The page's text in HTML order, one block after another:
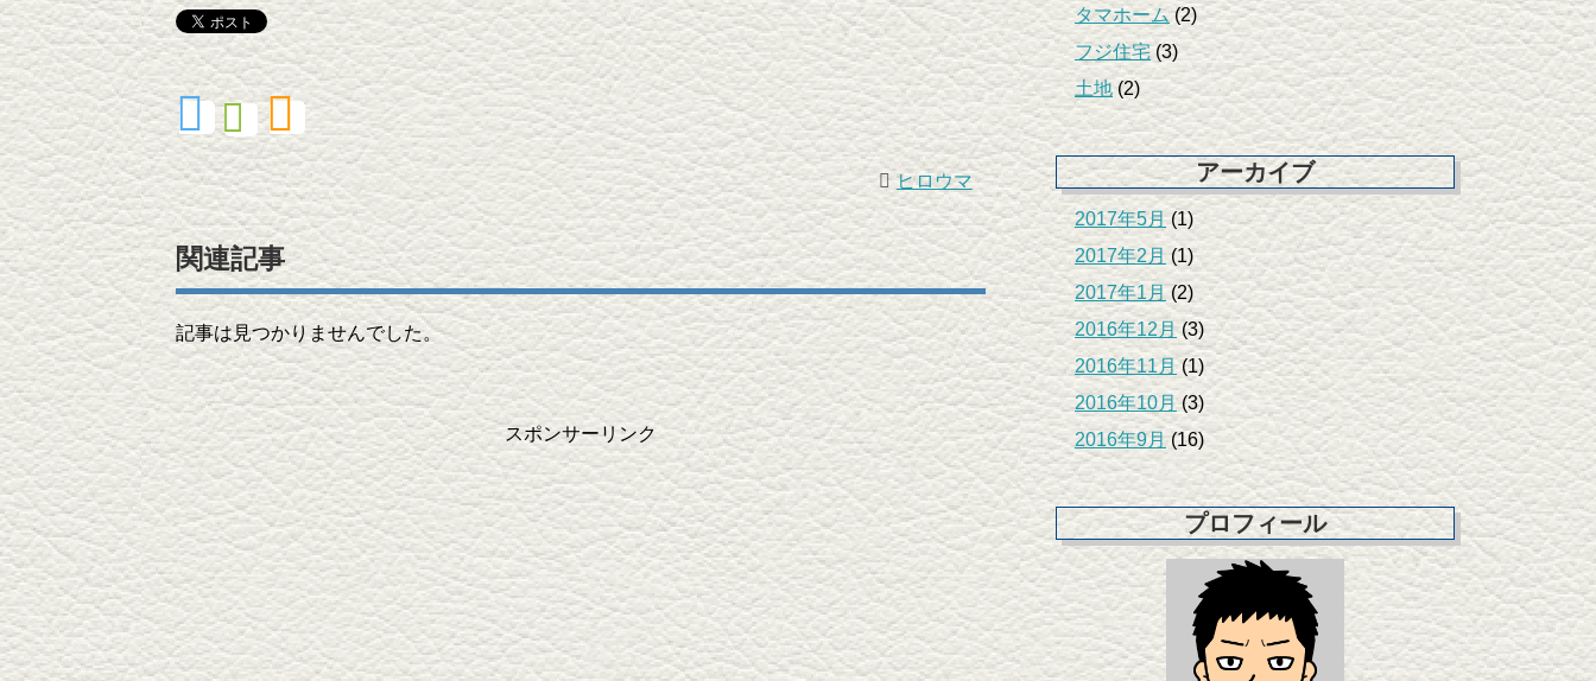
ヒロウマ
関連記事
記事は見つかりませんでした。
スポンサーリンク
タマホーム (2)
フジ住宅(3)
土地 (2)
アーカイブ
2017年5月 (1)
2017年2月 (1)
2017年1月(2)
2016年12月(3)
2016年11月(1)
2016年10月 (3)
2016年9月 (16)
プロフィール